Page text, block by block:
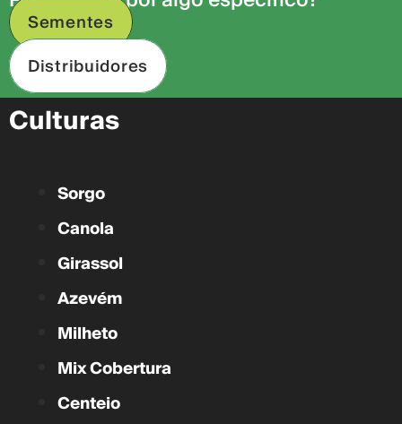
Sementes
Distribuidores
Culturas
Sorgo
Canola
Girassol
Azevém
Milheto
Mix Cobertura
Centeio